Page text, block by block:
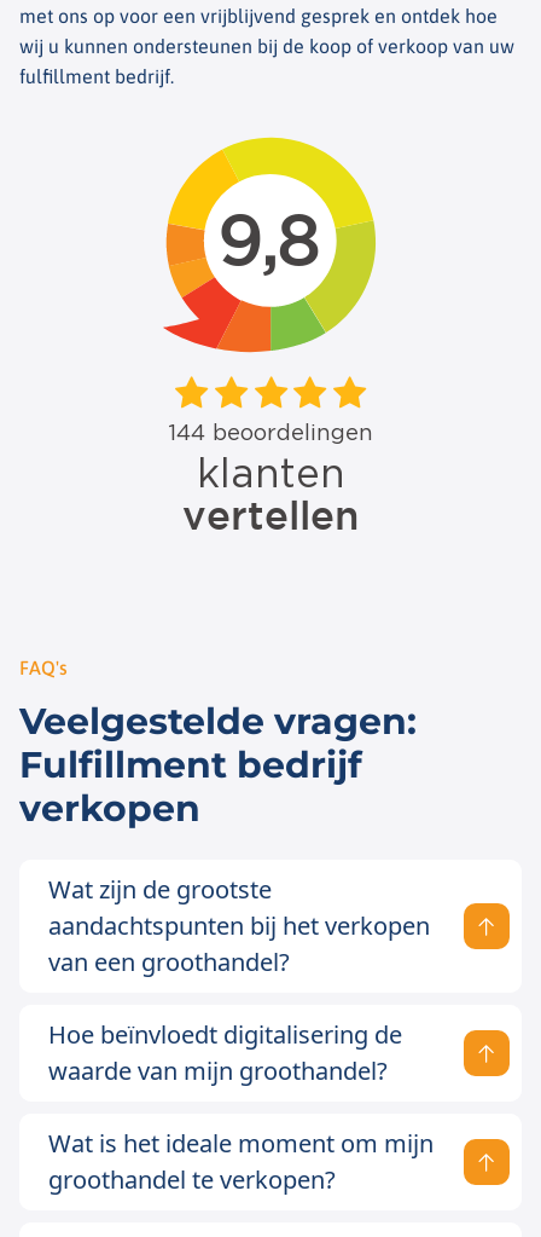
met ons op voor een vrijblijvend gesprek en ontdek hoe
wij u kunnen ondersteunen bij de koop of verkoop van uw
fulfillment bedrijf.
FAQ's
Veelgestelde vragen:
Fulfillment bedrijf
verkopen
Wat zijn de grootste
aandachtspunten bij het verkopen
van een groothandel?
Hoe beïnvloedt digitalisering de
waarde van mijn groothandel?
Wat is het ideale moment om mijn
groothandel te verkopen?